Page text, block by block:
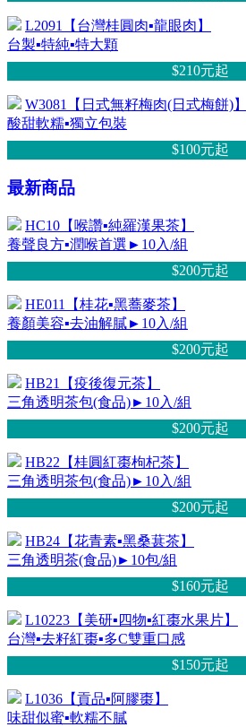
L2091【台灣桂圓肉▪龍眼肉】
台製▪特純▪特大顆
$210元起
W3081【日式無籽梅肉(日式梅餅)】
酸甜軟糯▪獨立包裝
$100元起
最新商品
HC10【喉讚▪純羅漢果茶】
養聲良方▪潤喉首選►10入/組
$200元起
HE011【桂花▪黑蕎麥茶】
養顏美容▪去油解膩►10入/組
$200元起
HB21【疫後復元茶】
三角透明茶包(食品)►10入/組
$200元起
HB22【桂圓紅棗枸杞茶】
三角透明茶包(食品)►10入/組
$200元起
HB24【花青素▪黑桑葚茶】
三角透明茶(食品)►10包/組
$160元起
L10223【美研▪四物▪紅棗水果片】
台灣▪去籽紅棗▪多C雙重口感
$150元起
L1036【貢品▪阿膠棗】
味甜似蜜▪軟糯不膩